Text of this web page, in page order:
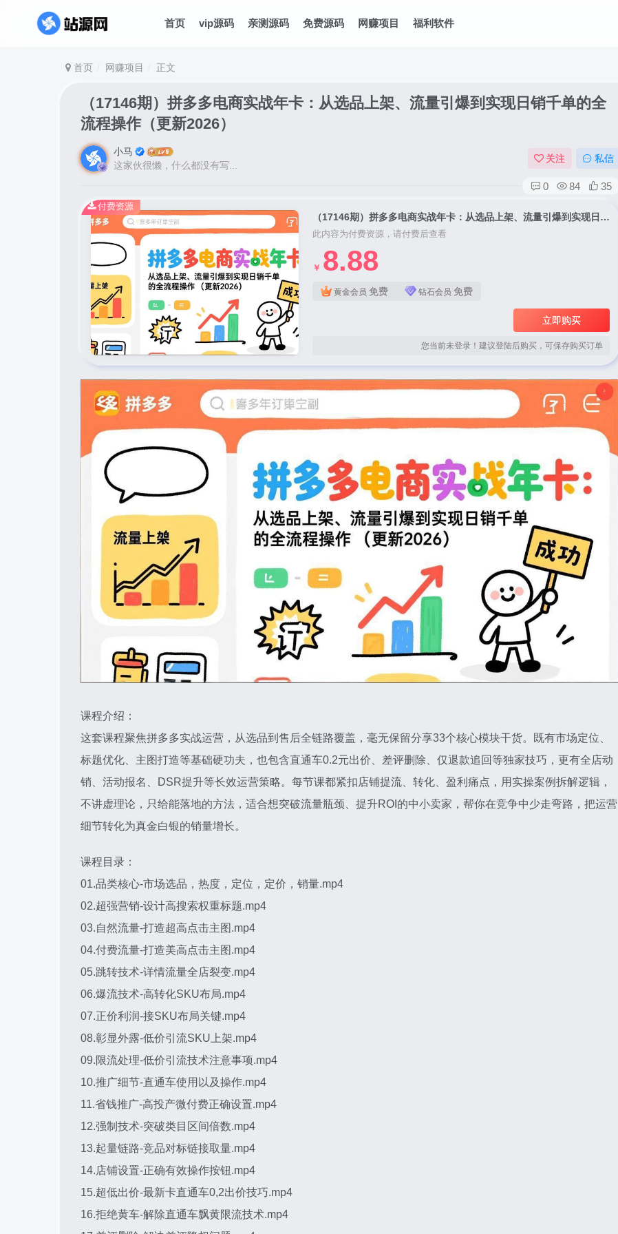
首页 vip源码 亲测源码 免费源码 网赚项目 福利软件
首页 网赚项目 正文
（17146期）拼多多电商实战年卡：从选品上架、流量引爆到实现日销千单的全
流程操作（更新2026）
小马
这家伙很懒，什么都没有写...
关注 私信
0 84 35
（17146期）拼多多电商实战年卡：从选品上架、流量引爆到实现日销千单的全流程操作（更新2026）
此内容为付费资源，请付费后查看
￥ 8.88
黄金会员 免费 钻石会员 免费
立即购买
您当前未登录！建议登陆后购买，可保存购买订单
付费资源
课程介绍：
这套课程聚焦拼多多实战运营，从选品到售后全链路覆盖，毫无保留分享33个核心模块干货。既有市场定位、
标题优化、主图打造等基础硬功夫，也包含直通车0.2元出价、差评删除、仅退款追回等独家技巧，更有全店动
销、活动报名、DSR提升等长效运营策略。每节课都紧扣店铺提流、转化、盈利痛点，用实操案例拆解逻辑，
不讲虚理论，只给能落地的方法，适合想突破流量瓶颈、提升ROI的中小卖家，帮你在竞争中少走弯路，把运营
细节转化为真金白银的销量增长。
课程目录：
01.品类核心-市场选品，热度，定位，定价，销量.mp4
02.超强营销-设计高搜索权重标题.mp4
03.自然流量-打造超高点击主图.mp4
04.付费流量-打造美高点击主图.mp4
05.跳转技术-详情流量全店裂变.mp4
06.爆流技术-高转化SKU布局.mp4
07.正价利润-接SKU布局关键.mp4
08.彰显外露-低价引流SKU上架.mp4
09.限流处理-低价引流技术注意事项.mp4
10.推广细节-直通车使用以及操作.mp4
11.省钱推广-高投产微付费正确设置.mp4
12.强制技术-突破类目区间倍数.mp4
13.起量链路-竞品对标链接取量.mp4
14.店铺设置-正确有效操作按钮.mp4
15.超低出价-最新卡直通车0,2出价技巧.mp4
16.拒绝黄车-解除直通车飘黄限流技术.mp4